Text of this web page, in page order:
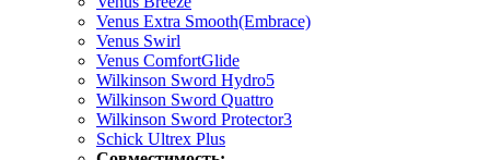
Venus Extra Smooth(Embrace)
Venus Swirl
Venus ComfortGlide
Wilkinson Sword Hydro5
Wilkinson Sword Quattro
Wilkinson Sword Protector3
Schick Ultrex Plus